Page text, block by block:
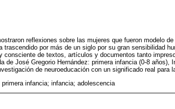
reflexiones sobre las mujeres que fueron modelo
trascendido por más de un siglo por su gran sensibilidad
consciente de textos, artículos y documentos tanto
de José Gregorio Hernández: primera infancia (0-8 años),
de neuroeducación con un significado real para
infancia; infancia; adolescencia